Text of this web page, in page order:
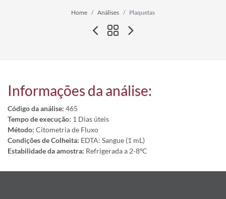
Home Análises Plaquetas
Informações da análise:
Código da análise: 465
Tempo de execução: 1 Dias úteis
Método: Citometria de Fluxo
Condições de Colheita: EDTA: Sangue (1 mL)
Estabilidade da amostra: Refrigerada a 2-8ºC